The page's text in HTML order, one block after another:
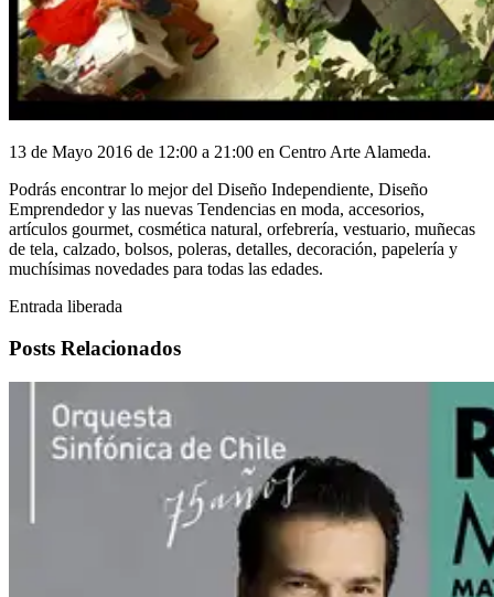
13 de Mayo 2016 de 12:00 a 21:00 en Centro Arte Alameda.
Podrás encontrar lo mejor del Diseño Independiente, Diseño
Emprendedor y las nuevas Tendencias en moda, accesorios,
artículos gourmet, cosmética natural, orfebrería, vestuario, muñecas
de tela, calzado, bolsos, poleras, detalles, decoración, papelería y
muchísimas novedades para todas las edades.
Entrada liberada
Posts Relacionados